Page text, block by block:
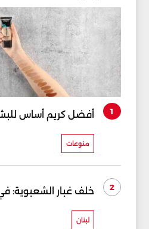
1 أفضل كريم أساس
منوعات
2 خلف غبار الشعبوية:
لبنان